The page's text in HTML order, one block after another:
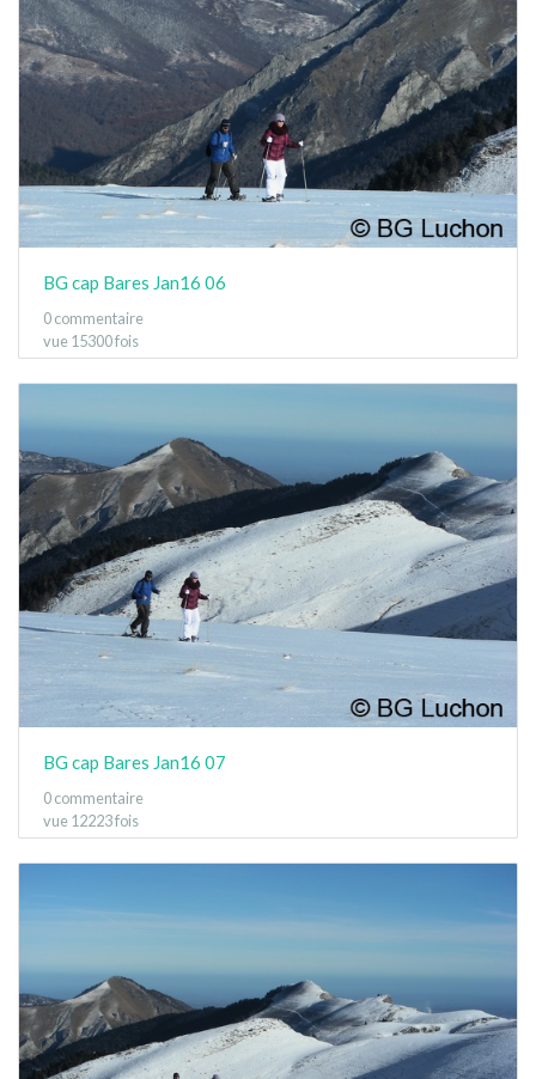
BG cap Bares Jan16 06
0 commentaire
vue 15300 fois
BG cap Bares Jan16 07
0 commentaire
vue 12223 fois